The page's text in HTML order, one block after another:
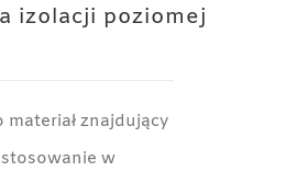
izolacji poziomej
znajdujący
w